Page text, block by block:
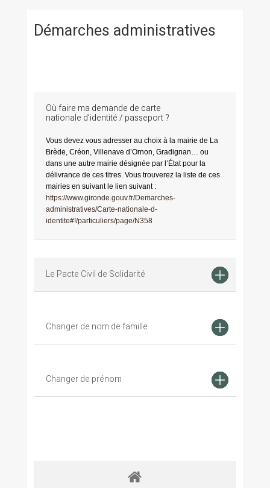
Démarches administratives
Où faire ma demande de carte
nationale d’identité / passeport ?
Vous devez vous adresser au choix à la mairie de La
Brède, Créon, Villenave d’Ornon, Gradignan… ou
dans une autre mairie désignée par l’État pour la
délivrance de ces titres. Vous trouverez la liste de ces
mairies en suivant le lien suivant :
https://www.gironde.gouv.fr/Demarches-
administratives/Carte-nationale-d-
identite#!/particuliers/page/N358
Le Pacte Civil de Solidarité
Changer de nom de famille
Changer de prénom